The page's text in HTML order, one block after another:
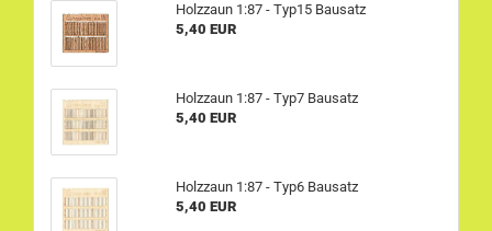
Holzzaun 1:87 - Typ15 Bausatz
5,40 EUR
Holzzaun 1:87 - Typ7 Bausatz
5,40 EUR
Holzzaun 1:87 - Typ6 Bausatz
5,40 EUR